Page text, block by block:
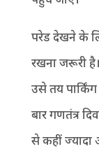
परेड देखने के
रखना जरूरी
उसे तय
बार गणतंत्र
से कहीं